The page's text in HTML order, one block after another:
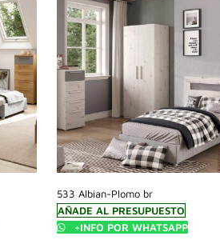
533 Albian-Plomo br
AÑADE AL PRESUPUESTO
+INFO POR WHATSAPP